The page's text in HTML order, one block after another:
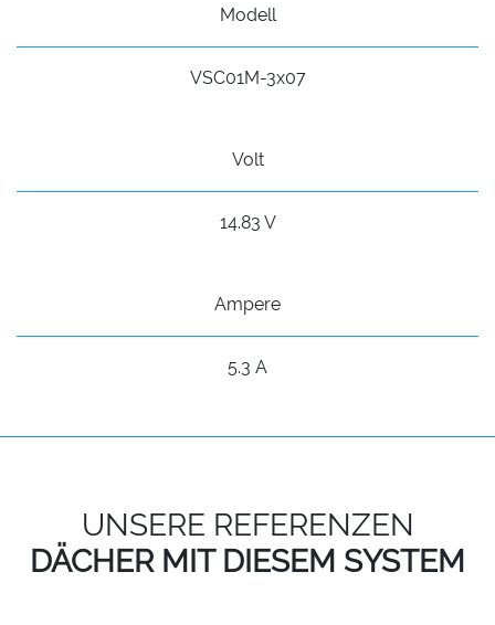
Modell
VSC01M-3x07
Volt
14.83 V
Ampere
5.3 A
UNSERE REFERENZEN
DÄCHER MIT DIESEM SYSTEM